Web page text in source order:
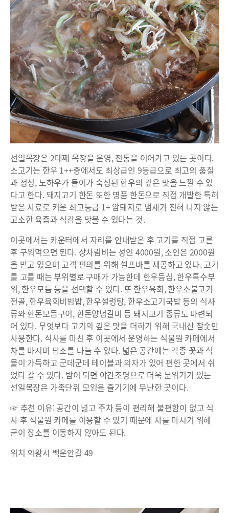
선일목장은 2대째 목장을 운영, 전통을 이어가고 있는 곳이다.
소고기는 한우 1++중에서도 최상급인 9등급으로 최고의 품질
과 정성, 노하우가 들어가 숙성된 한우의 깊은 맛을 느낄 수 있
다고 한다. 돼지고기 한돈 또한 명품 한돈으로 직접 개발한 특허
받은 사료로 키운 최고등급 1+ 암퇘지로 냄새가 전혀 나지 않는
고소한 육즙과 식감을 맛볼 수 있다는 것.
이곳에서는 카운터에서 자리를 안내받은 후 고기를 직접 고른
후 구워먹으면 된다. 상차림비는 성인 4000원, 소인은 2000원
을 받고 있으며 고객 편의를 위해 셀프바를 제공하고 있다. 고기
를 고를 때는 부위별로 구매가 가능한데 한우등심, 한우특수부
위, 한우모듬 등을 선택할 수 있다. 또 한우육회, 한우소불고기
전골, 한우육회비빔밥, 한우설렁탕, 한우소고기국밥 등의 식사
류와 한돈모듬구이, 한돈양념갈비 등 돼지고기 종류도 마련되
어 있다. 무엇보다 고기의 깊은 맛을 더하기 위해 국내산 참숯만
사용한다. 식사를 마친 후 이곳에서 운영하는 식물원 카페에서
차를 마시며 담소를 나눌 수 있다. 넓은 공간에는 각종 꽃과 식
물이 가득하고 군데군데 테이블과 의자가 있어 편한 곳에서 쉬
었다 갈 수 있다. 밤이 되면 야간조명으로 더욱 분위기가 있는
선일목장은 가족단위 모임을 즐기기에 무난한 곳이다.
☞ 추천 이유: 공간이 넓고 주차 등이 편리해 불편함이 없고 식
사 후 식물원 카페를 이용할 수 있기 때문에 차를 마시기 위해
굳이 장소를 이동하지 않아도 된다.
위치 의왕시 백운안길 49